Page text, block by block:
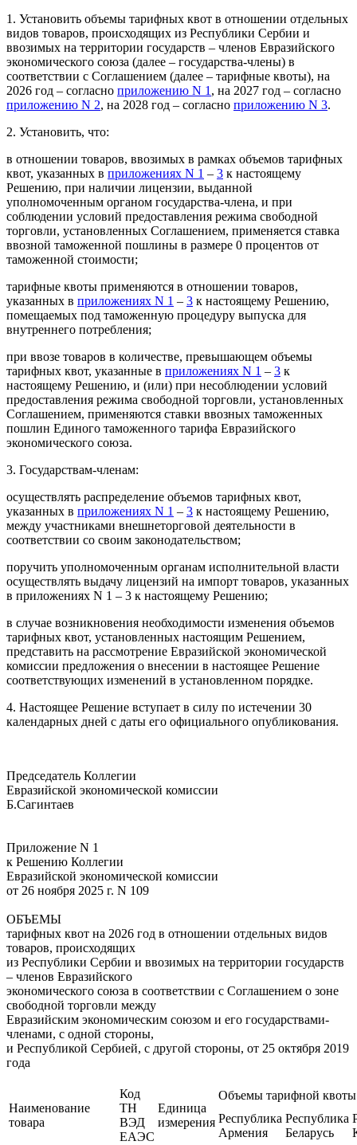
1. Установить объемы тарифных квот в отношении отдельных
видов товаров, происходящих из Республики Сербии и
ввозимых на территории государств – членов Евразийского
экономического союза (далее – государства-члены) в
соответствии с Соглашением (далее – тарифные квоты), на
2026 год – согласно приложению N 1 , на 2027 год – согласно
приложению N 2, на 2028 год – согласно приложению N 3.
2. Установить, что:
в отношении товаров, ввозимых в рамках объемов тарифных
квот, указанных в приложениях N 1 – 3 к настоящему
Решению, при наличии лицензии, выданной
уполномоченным органом государства-члена, и при
соблюдении условий предоставления режима свободной
торговли, установленных Соглашением, применяется ставка
ввозной таможенной пошлины в размере 0 процентов от
таможенной стоимости;
тарифные квоты применяются в отношении товаров,
указанных в приложениях N 1 – 3 к настоящему Решению,
помещаемых под таможенную процедуру выпуска для
внутреннего потребления;
при ввозе товаров в количестве, превышающем объемы
тарифных квот, указанные в приложениях N 1 – 3 к
настоящему Решению, и (или) при несоблюдении условий
предоставления режима свободной торговли, установленных
Соглашением, применяются ставки ввозных таможенных
пошлин Единого таможенного тарифа Евразийского
экономического союза.
3. Государствам-членам:
осуществлять распределение объемов тарифных квот,
указанных в приложениях N 1 – 3 к настоящему Решению,
между участниками внешнеторговой деятельности в
соответствии со своим законодательством;
поручить уполномоченным органам исполнительной власти
осуществлять выдачу лицензий на импорт товаров, указанных
в приложениях N 1 – 3 к настоящему Решению;
в случае возникновения необходимости изменения объемов
тарифных квот, установленных настоящим Решением,
представить на рассмотрение Евразийской экономической
комиссии предложения о внесении в настоящее Решение
соответствующих изменений в установленном порядке.
4. Настоящее Решение вступает в силу по истечении 30
календарных дней с даты его официального опубликования.
Председатель Коллегии
Евразийской экономической комиссии
Б.Сагинтаев
Приложение N 1
к Решению Коллегии
Евразийской экономической комиссии
от 26 ноября 2025 г. N 109
ОБЪЕМЫ
тарифных квот на 2026 год в отношении отдельных видов
товаров, происходящих
из Республики Сербии и ввозимых на территории государств
– членов Евразийского
экономического союза в соответствии с Соглашением о зоне
свободной торговли между
Евразийским экономическим союзом и его государствами-
членами, с одной стороны,
и Республикой Сербией, с другой стороны, от 25 октября 2019
года
Наименование
товара
Код
ТН
ВЭД
ЕАЭС
Единица
измерения
Объемы тарифной квоты
Республика
Армения
Республика
Беларусь